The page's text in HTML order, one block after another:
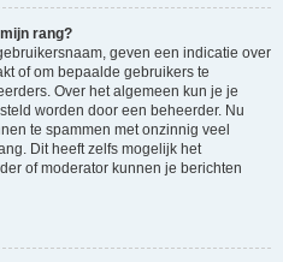
rang?
geven een indicatie over
of om bepaalde gebruikers te
Over het algemeen kun je je
worden door een beheerder. Nu
te spammen met onzinnig veel
Dit heeft zelfs mogelijk het
of moderator kunnen je berichten